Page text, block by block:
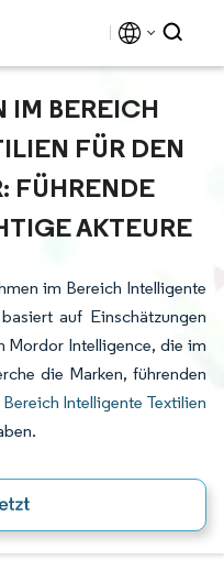
IM BEREICH
FÜR DEN
FÜHRENDE
AKTEURE
im Bereich Intelligente
auf Einschätzungen
Mordor Intelligence, die im
die Marken, führenden
Bereich Intelligente Textilien